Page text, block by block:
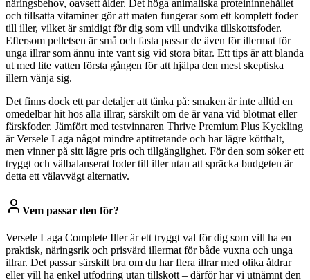
näringsbehov, oavsett ålder. Det höga animaliska proteininnehållet
och tillsatta vitaminer gör att maten fungerar som ett komplett foder
till iller, vilket är smidigt för dig som vill undvika tillskottsfoder.
Eftersom pelletsen är små och fasta passar de även för illermat för
unga illrar som ännu inte vant sig vid stora bitar. Ett tips är att blanda
ut med lite vatten första gången för att hjälpa den mest skeptiska
illern vänja sig.
Det finns dock ett par detaljer att tänka på: smaken är inte alltid en
omedelbar hit hos alla illrar, särskilt om de är vana vid blötmat eller
färskfoder. Jämfört med testvinnaren Thrive Premium Plus Kyckling
är Versele Laga något mindre aptitretande och har lägre kötthalt,
men vinner på sitt lägre pris och tillgänglighet. För den som söker ett
tryggt och välbalanserat foder till iller utan att spräcka budgeten är
detta ett välavvägt alternativ.
Vem passar den för?
Versele Laga Complete Iller är ett tryggt val för dig som vill ha en
praktisk, näringsrik och prisvärd illermat för både vuxna och unga
illrar. Det passar särskilt bra om du har flera illrar med olika åldrar
eller vill ha enkel utfodring utan tillskott – därför har vi utnämnt den